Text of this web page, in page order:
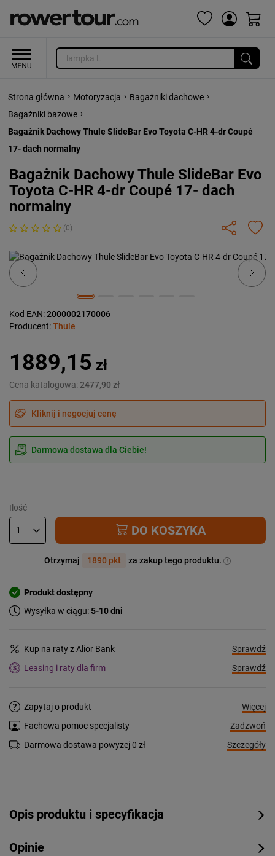
Strona główna › Motoryzacja › Bagażniki dachowe ›
Bagażniki bazowe ›
Bagażnik Dachowy Thule SlideBar Evo Toyota C-HR 4-dr Coupé
17- dach normalny
Bagażnik Dachowy Thule SlideBar Evo
Toyota C-HR 4-dr Coupé 17- dach
normalny
(0)
Previous Next
Kod EAN:2000002170006
Producent:Thule
1889,15 zł
Cena katalogowa: 2477,90 zł
Kliknij i negocjuj cenę
Darmowa dostawa dla Ciebie!
Ilość
DO KOSZYKA
Otrzymaj 1890 pkt za zakup tego produktu.
Produkt dostępny
Wysyłka w ciągu:5-10 dni
Kup na raty z Alior Bank
Sprawdź
Leasing i raty dla firm
Sprawdź
Zapytaj o produkt
Więcej
Fachowa pomoc specjalisty
Zadzwoń
Darmowa dostawa powyżej 0 zł
Szczegóły
Opis produktu i specyfikacja
Opinie